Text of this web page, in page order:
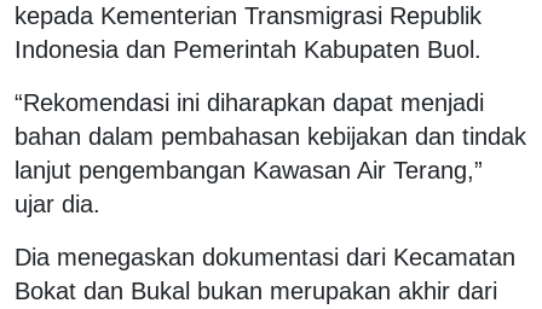
kepada Kementerian Transmigrasi Republik
Indonesia dan Pemerintah Kabupaten Buol.
“Rekomendasi ini diharapkan dapat menjadi
bahan dalam pembahasan kebijakan dan tindak
lanjut pengembangan Kawasan Air Terang,”
ujar dia.
Dia menegaskan dokumentasi dari Kecamatan
Bokat dan Bukal bukan merupakan akhir dari